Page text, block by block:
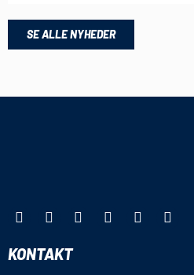
SE ALLE NYHEDER
KONTAKT